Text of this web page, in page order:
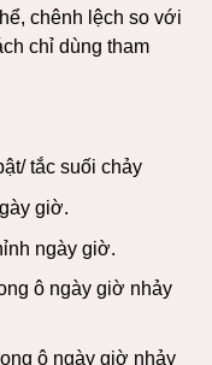
chênh lệch so với
chỉ dùng tham
tắc suối chảy
giờ.
ngày giờ.
ô ngày giờ nhảy
ô ngày giờ nhảy